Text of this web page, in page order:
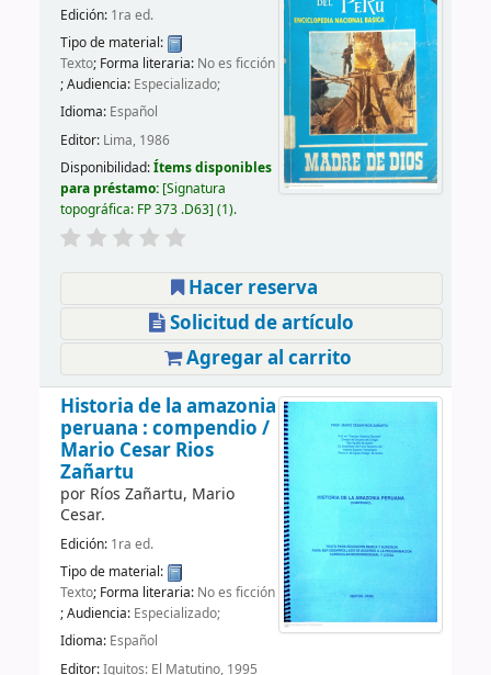
Edición: 1ra ed.
Tipo de material:
Texto; Forma literaria: No es ficción
; Audiencia: Especializado;
Idioma: Español
Editor: Lima, 1986
Disponibilidad:Ítems disponibles
para préstamo: Signatura
topográfica: FP 373 .D63 (1).
Hacer reserva
Solicitud de artículo
Agregar al carrito
Historia de la amazonia
peruana : compendio /
Mario Cesar Rios
Zañartu
por Ríos Zañartu, Mario
Cesar.
Edición: 1ra ed.
Tipo de material:
Texto; Forma literaria: No es ficción
; Audiencia: Especializado;
Idioma: Español
Editor:Iquitos: El Matutino, 1995